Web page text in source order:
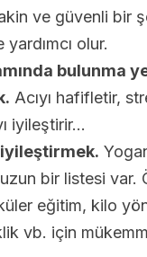
ve güvenli bir
olur.
bulunma
Acıyı hafifletir,
iyileştirir…
iyileştirmek.
uzun bir listesi var.
eğitim, kilo
vb. için